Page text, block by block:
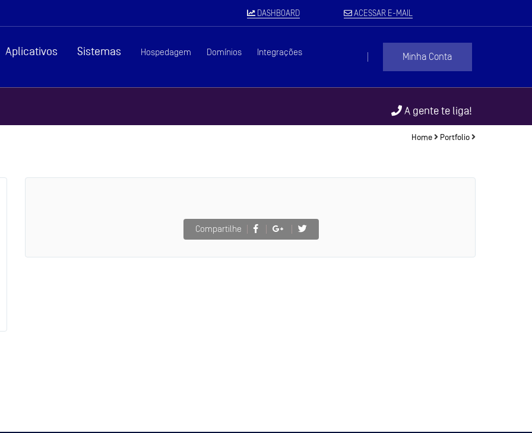
DASHBOARD ACESSAR E-MAIL
Aplicativos Sistemas Hospedagem Domínios Integrações Minha Conta
A gente te liga!
Home Portfolio
Compartilhe